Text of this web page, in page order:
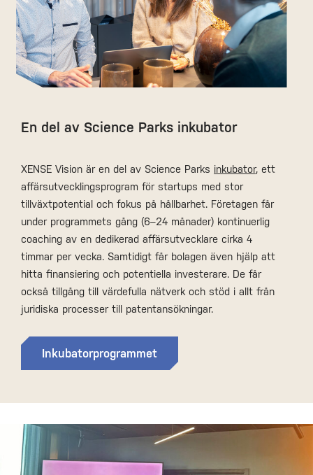
En del av Science Parks inkubator
XENSE Vision är en del av Science Parks inkubator, ett
affärsutvecklingsprogram för startups med stor
tillväxtpotential och fokus på hållbarhet. Företagen får
under programmets gång (6–24 månader) kontinuerlig
coaching av en dedikerad affärsutvecklare cirka 4
timmar per vecka. Samtidigt får bolagen även hjälp att
hitta finansiering och potentiella investerare. De får
också tillgång till värdefulla nätverk och stöd i allt från
juridiska processer till patentansökningar.
Inkubatorprogrammet